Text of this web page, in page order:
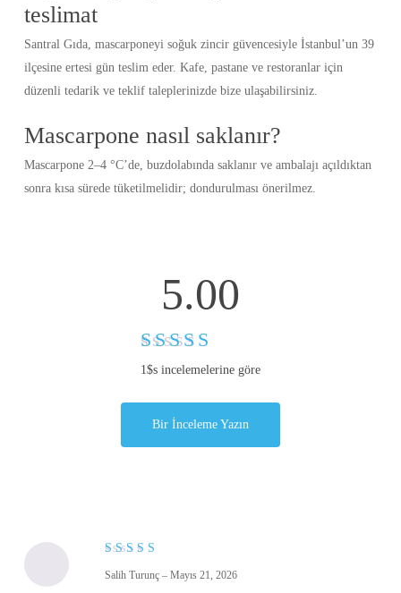
teslimat
Santral Gıda, mascarponeyi soğuk zincir güvencesiyle İstanbul’un 39
ilçesine ertesi gün teslim eder. Kafe, pastane ve restoranlar için
düzenli tedarik ve teklif taleplerinizde bize ulaşabilirsiniz.
Mascarpone nasıl saklanır?
Mascarpone 2–4 °C’de, buzdolabında saklanır ve ambalajı açıldıktan
sonra kısa sürede tüketilmelidir; dondurulması önerilmez.
5.00
5
5.00oy
aldı
1$s incelemelerine göre
Bir İnceleme Yazın
üzerinden
Salih Turunç – Mayıs 21, 2026